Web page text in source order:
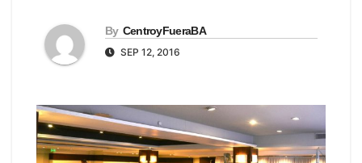
By CentroyFueraBA
SEP 12, 2016